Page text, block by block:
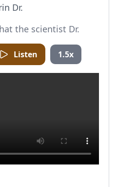
Dr.
the scientist Dr.
Listen 1.5x